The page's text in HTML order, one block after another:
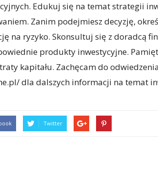
Edukuj się na temat strategii
Zanim podejmiesz decyzję,
na ryzyko. Skonsultuj się z doradcą
produkty inwestycyjne.
kapitału. Zachęcam do
dla dalszych informacji na temat
Twitter